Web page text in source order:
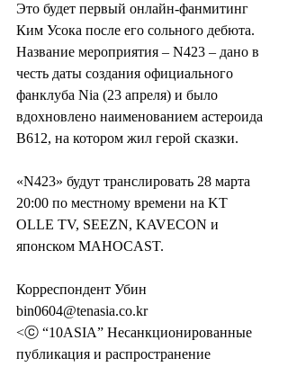
Это будет первый онлайн-фанмитинг
Ким Усока после его сольного дебюта.
Название мероприятия – N423 – дано в
честь даты создания официального
фанклуба Nia (23 апреля) и было
вдохновлено наименованием астероида
B612, на котором жил герой сказки.
«N423» будут транслировать 28 марта
20:00 по местному времени на KT
OLLE TV, SEEZN, KAVECON и
японском MAHOCAST.
Корреспондент Убин
bin0604@tenasia.co.kr
<ⓒ “10ASIA” Несанкционированные
публикация и распространение